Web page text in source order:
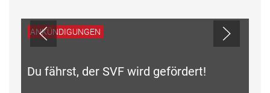
ANKÜNDIGUNGEN
Du fährst, der SVF wird gefördert!